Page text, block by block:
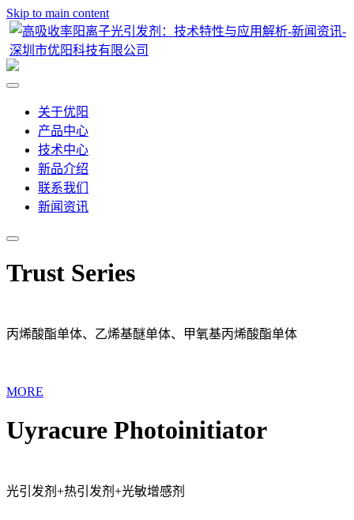
Skip to main content
关于优阳
产品中心
技术中心
新品介绍
联系我们
新闻资讯
Trust Series
丙烯酸酯单体、乙烯基醚单体、甲氧基丙烯酸酯单体
MORE
Uyracure Photoinitiator
光引发剂+热引发剂+光敏增感剂